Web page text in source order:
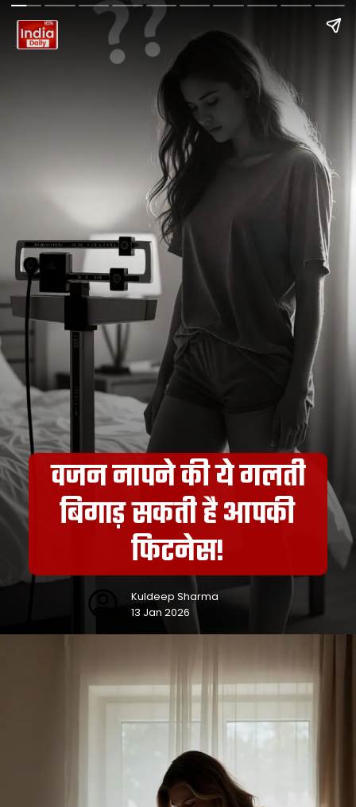
वजन नापने की ये गलती
बिगाड़ सकती है आपकी
फिटनेस!
Kuldeep Sharma
13 Jan 2026